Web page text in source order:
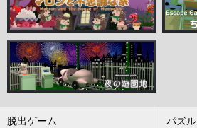
脱出ゲーム パズル